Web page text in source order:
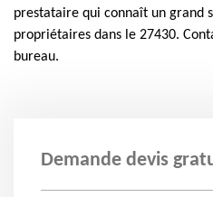
prestataire qui connaît un grand
propriétaires dans le 27430.
bureau.
Demande devis